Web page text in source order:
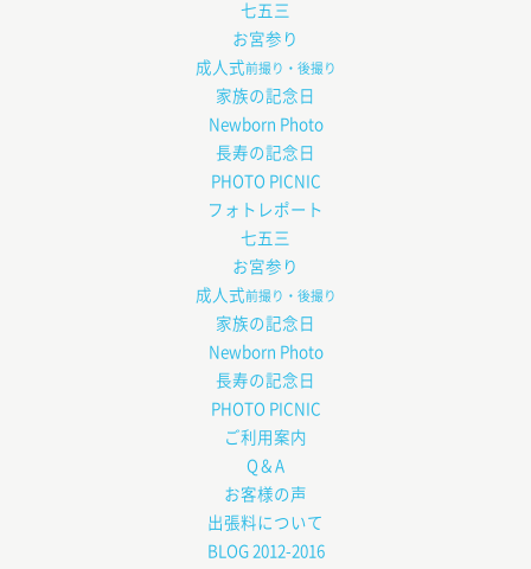
七五三
お宮参り
成人式前撮り・後撮り
家族の記念日
Newborn Photo
長寿の記念日
PHOTO PICNIC
フォトレポート
七五三
お宮参り
成人式前撮り・後撮り
家族の記念日
Newborn Photo
長寿の記念日
PHOTO PICNIC
ご利用案内
Q＆A
お客様の声
出張料について
BLOG 2012-2016